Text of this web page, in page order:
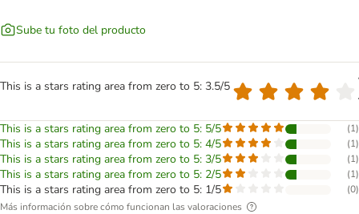
Sube tu foto del producto
This is a stars rating area from zero to 5: 3.5/5
This is a stars rating area from zero to 5: 5/5 (1)
This is a stars rating area from zero to 5: 4/5 (1)
This is a stars rating area from zero to 5: 3/5 (1)
This is a stars rating area from zero to 5: 2/5 (1)
This is a stars rating area from zero to 5: 1/5 (0)
Más información sobre cómo funcionan las valoraciones